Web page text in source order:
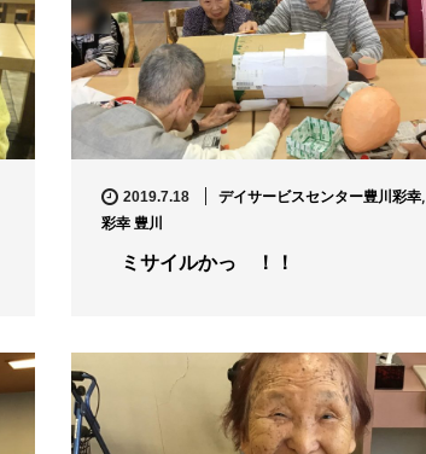
2019.7.18 デイサービスセンター豊川彩幸,
彩幸 豊川
ミサイルかっ ！！